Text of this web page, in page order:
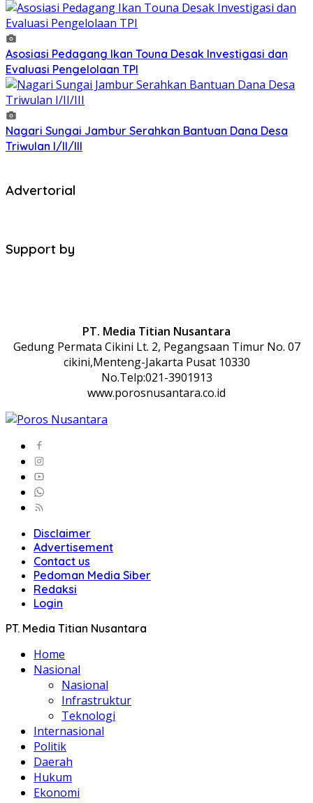
Asosiasi Pedagang Ikan Touna Desak Investigasi dan
Evaluasi Pengelolaan TPI
Nagari Sungai Jambur Serahkan Bantuan Dana Desa
Triwulan I/II/III
Advertorial
Support by
PT. Media Titian Nusantara
Gedung Permata Cikini Lt. 2, Pegangsaan Timur No. 07
cikini,Menteng-Jakarta Pusat 10330
No.Telp:021-3901913
www.porosnusantara.co.id
Disclaimer
Advertisement
Contact us
Pedoman Media Siber
Redaksi
Login
PT. Media Titian Nusantara
Home
Nasional
Nasional
Infrastruktur
Teknologi
Internasional
Politik
Daerah
Hukum
Ekonomi